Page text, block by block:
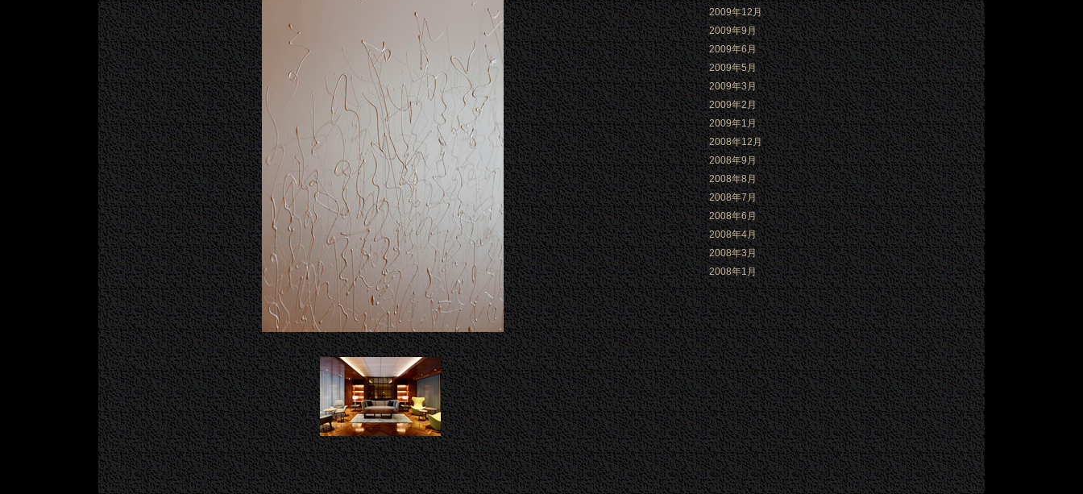
2009年12月
2009年9月
2009年6月
2009年5月
2009年3月
2009年2月
2009年1月
2008年12月
2008年9月
2008年8月
2008年7月
2008年6月
2008年4月
2008年3月
2008年1月